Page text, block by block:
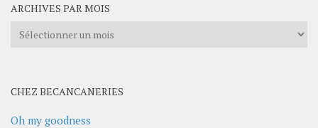
ARCHIVES PAR MOIS
Archives
CHEZ BECANCANERIES
Oh my goodness